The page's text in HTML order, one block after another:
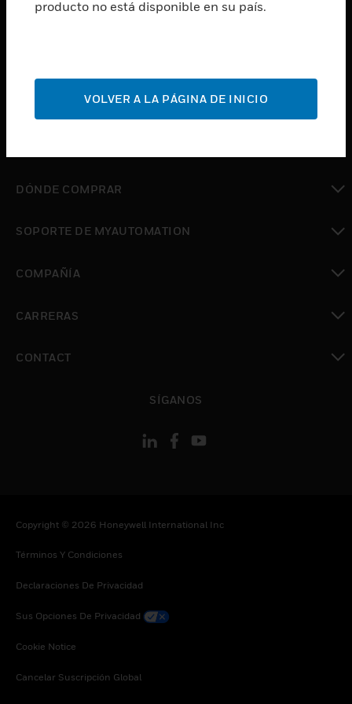
Cambiar vista
Cambiar vista
INDUSTRIAS
DÓNDE COMPRAR
SOPORTE DE MYAUTOMATION
COMPAÑÍA
CARRERAS
CONTACT
SÍGANOS
Copyright © 2026 Honeywell International Inc
Términos Y Condiciones
Declaraciones De Privacidad
Sus Opciones De Privacidad
Cookie Notice
Cancelar Suscripción Global
producto no está disponible en su país.
VOLVER A LA PÁGINA DE INICIO